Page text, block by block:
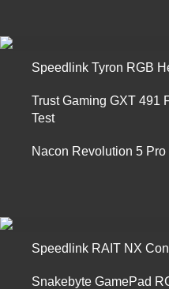
Speedlink Tyron RGB
Trust Gaming GXT 491
Test
Nacon Revolution 5
Speedlink RAIT NX
Snakebyte GamePad